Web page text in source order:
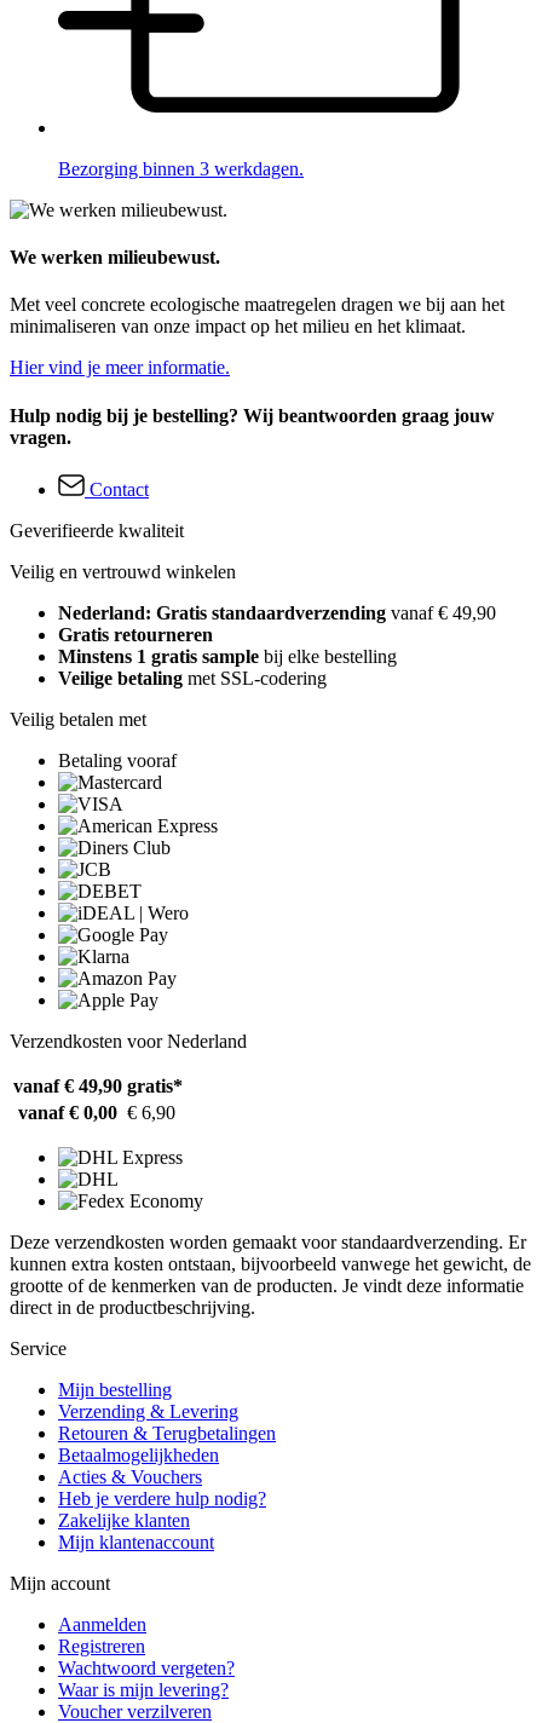
Bezorging binnen 3 werkdagen.
We werken milieubewust.
Met veel concrete ecologische maatregelen dragen we bij aan het
minimaliseren van onze impact op het milieu en het klimaat.
Hier vind je meer informatie.
Hulp nodig bij je bestelling? Wij beantwoorden graag jouw
vragen.
Contact
Geverifieerde kwaliteit
Veilig en vertrouwd winkelen
Nederland: Gratis standaardverzending vanaf € 49,90
Gratis retourneren
Minstens 1 gratis sample bij elke bestelling
Veilige betaling met SSL-codering
Veilig betalen met
Betaling vooraf
Verzendkosten voor Nederland
vanaf € 49,90 gratis*
vanaf € 0,00 € 6,90
Deze verzendkosten worden gemaakt voor standaardverzending. Er
kunnen extra kosten ontstaan, bijvoorbeeld vanwege het gewicht, de
grootte of de kenmerken van de producten. Je vindt deze informatie
direct in de productbeschrijving.
Service
Mijn bestelling
Verzending & Levering
Retouren & Terugbetalingen
Betaalmogelijkheden
Acties & Vouchers
Heb je verdere hulp nodig?
Zakelijke klanten
Mijn klantenaccount
Mijn account
Aanmelden
Registreren
Wachtwoord vergeten?
Waar is mijn levering?
Voucher verzilveren